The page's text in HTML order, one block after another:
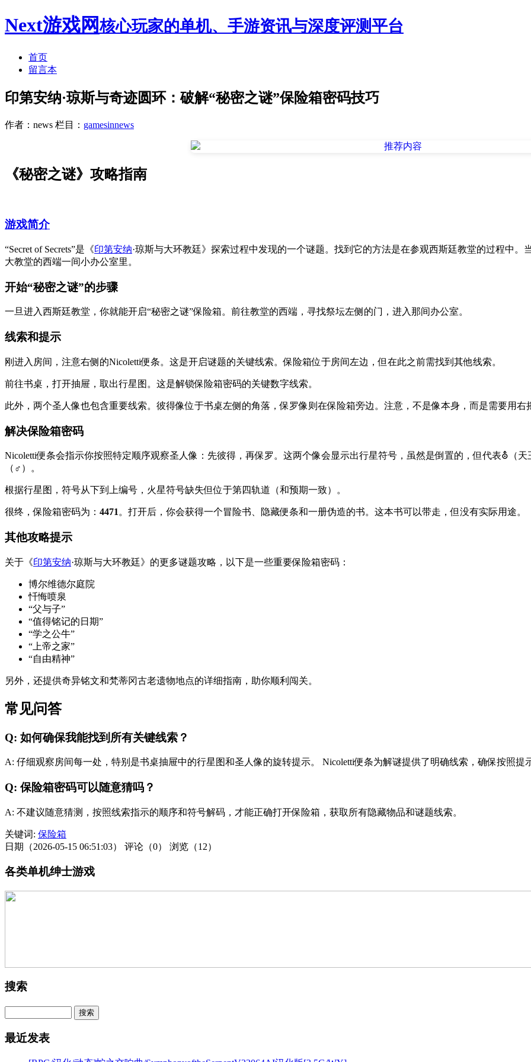
Next游戏网核心玩家的单机、手游资讯与深度评测平台
首页
留言本
印第安纳·琼斯与奇迹圆环：破解“秘密之谜”保险箱密码技巧
作者：news 栏目： gamesinnews
《秘密之谜》攻略指南
游戏简介
“Secret of Secrets”是《印第安纳·琼斯与大环教廷》探索过程中发现的一个谜题。找到它的方法是在参观西斯廷教堂的过程中
大教堂的西端一间小办公室里。
开始“秘密之谜”的步骤
一旦进入西斯廷教堂，你就能开启“秘密之谜”保险箱。前往教堂的西端，寻找祭坛左侧的门，进入那间办公室。
线索和提示
刚进入房间，注意右侧的Nicoletti便条。这是开启谜题的关键线索。保险箱位于房间左边，但在此之前需找到其他线索。
前往书桌，打开抽屉，取出行星图。这是解锁保险箱密码的关键数字线索。
此外，两个圣人像也包含重要线索。彼得像位于书桌左侧的角落，保罗像则在保险箱旁边。注意，不是像本身，而是需要用右
解决保险箱密码
Nicoletti便条会指示你按照特定顺序观察圣人像：先彼得，再保罗。这两个像会显示出行星符号，虽然是倒置的，但代表⛢（
（♂）。
根据行星图，符号从下到上编号，火星符号缺失但位于第四轨道（和预期一致）。
很终，保险箱密码为： 4471 。打开后，你会获得一个冒险书、隐藏便条和一册伪造的书。这本书可以带走，但没有实际用途。
其他攻略提示
关于《印第安纳·琼斯与大环教廷》的更多谜题攻略，以下是一些重要保险箱密码：
博尔维德尔庭院
忏悔喷泉
“父与子”
“值得铭记的日期”
“学之公牛”
“上帝之家”
“自由精神”
另外，还提供奇异铭文和梵蒂冈古老遗物地点的详细指南，助你顺利闯关。
常见问答
Q: 如何确保我能找到所有关键线索？
A: 仔细观察房间每一处，特别是书桌抽屉中的行星图和圣人像的旋转提示。 Nicoletti便条为解谜提供了明确线索，确保按照提
Q: 保险箱密码可以随意猜吗？
A: 不建议随意猜测，按照线索指示的顺序和符号解码，才能正确打开保险箱，获取所有隐藏物品和谜题线索。
关键词: 保险箱
日期（2026-05-15 06:51:03）
评论（0） 浏览（12）
各类单机绅士游戏
搜索
最近发表